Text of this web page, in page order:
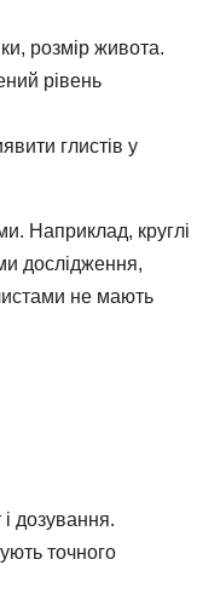
розмір живота.
рівень
глистів у
Наприклад, круглі
дослідження,
не мають
дозування.
точного